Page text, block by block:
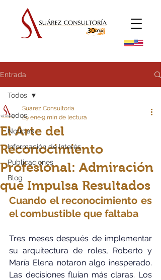
Entrada
Todos
Noticias
Información de Interés
Publicaciones
Blog
Todos
El Arte del
Reconocimiento
Profesional: Admiración
que Impulsa Resultados
Suárez Consultoría
29 ene9 min de lectura
Cuando el reconocimiento es
el combustible que faltaba
Tres meses después de implementar
su arquitectura de roles, Roberto y
María Elena notaron algo inesperado.
Las decisiones fluían más claras. Los